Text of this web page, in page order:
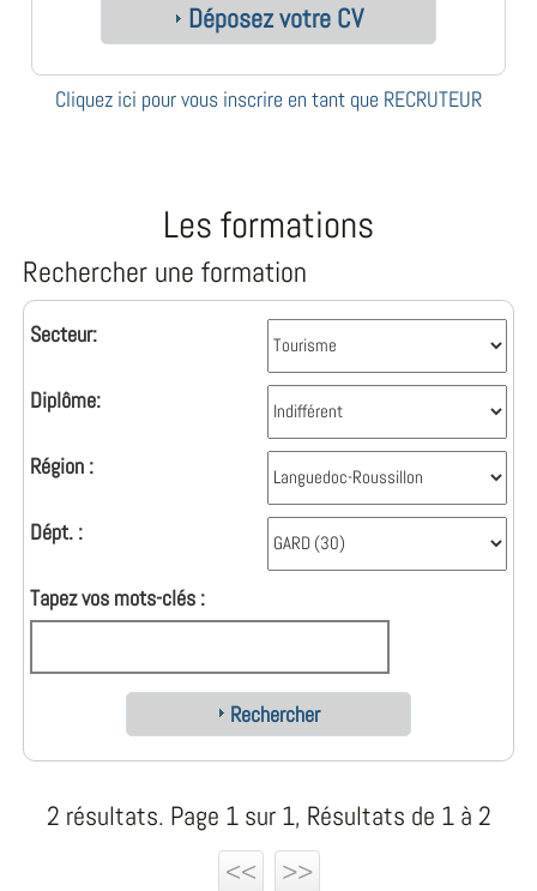
Déposez votre CV
Cliquez ici pour vous inscrire en tant que RECRUTEUR
Les formations
Rechercher une formation
Secteur:
Diplôme:
Région :
Dépt. :
Tapez vos mots-clés :
Rechercher
2 résultats. Page 1 sur 1, Résultats de 1 à 2
<<
>>